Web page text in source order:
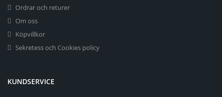
Ordrar och returer
Om oss
Köpvillkor
Sekretess och Cookies policy
KUNDSERVICE